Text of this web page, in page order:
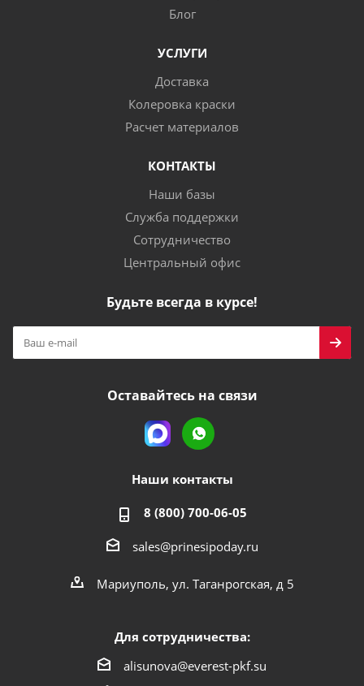
Блог
УСЛУГИ
Доставка
Колеровка краски
Расчет материалов
КОНТАКТЫ
Наши базы
Служба поддержки
Сотрудничество
Центральный офис
Будьте всегда в курсе!
Оставайтесь на связи
Наши контакты
8 (800) 700-06-05
sales@prinesipoday.ru
Мариуполь, ул. Таганрогская, д 5
Для сотрудничества:
alisunova@everest-pkf.su